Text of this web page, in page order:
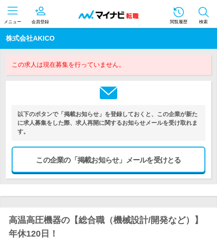
メニュー 会員登録 閲覧履歴 検索
株式会社AKICO
この求人は現在募集を行っていません。
以下のボタンで「掲載お知らせ」を登録しておくと、この企業が新た
に求人募集をした際、求人再開に関するお知らせメールを受け取れま
す。
この企業の「掲載お知らせ」メールを受けとる
高温高圧機器の【総合職（機械設計/開発など）】
年休120日！